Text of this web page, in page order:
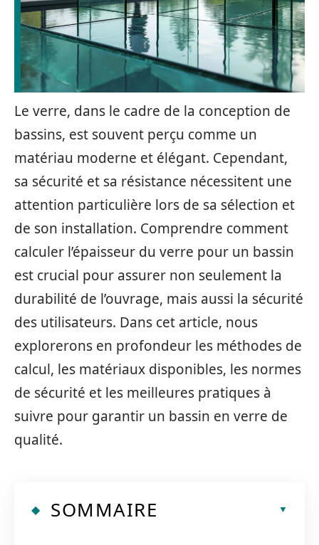
Le verre, dans le cadre de la conception de
bassins, est souvent perçu comme un
matériau moderne et élégant. Cependant,
sa sécurité et sa résistance nécessitent une
attention particulière lors de sa sélection et
de son installation. Comprendre comment
calculer l’épaisseur du verre pour un bassin
est crucial pour assurer non seulement la
durabilité de l’ouvrage, mais aussi la sécurité
des utilisateurs. Dans cet article, nous
explorerons en profondeur les méthodes de
calcul, les matériaux disponibles, les normes
de sécurité et les meilleures pratiques à
suivre pour garantir un bassin en verre de
qualité.
SOMMAIRE